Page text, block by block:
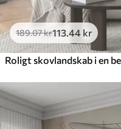
189.07kr113 .44 kr
Roligt skovlandskab i en